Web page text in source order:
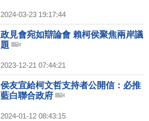
2024-03-23 19:17:44
政見會宛如辯論會 賴柯侯聚焦兩岸議
題
2023-12-21 07:44:21
侯友宜給柯文哲支持者公開信：必推
藍白聯合政府
2024-01-12 08:43:15